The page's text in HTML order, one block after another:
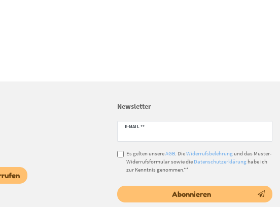
Newsletter
E-MAIL **
Newsletter
Es gelten unsereAGB. DieWiderrufsbelehrungund das Muster-
Widerrufsformular sowie die Datenschutzerklärunghabe ich
zur Kenntnis genommen.**
Abonnieren